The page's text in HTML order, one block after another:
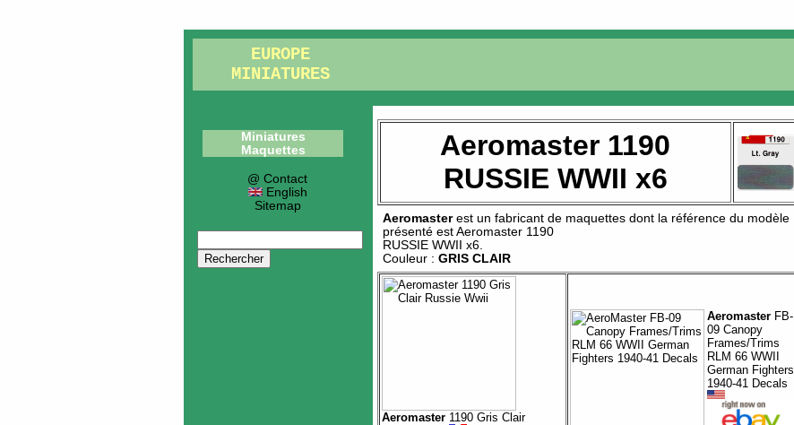
EUROPE
MINIATURES
Miniatures
Maquettes
@ Contact
English
Sitemap
Aeromaster 1190
RUSSIE WWII x6
Aeromasterest un fabricant de maquettes dont la référence du modèle
présenté estAeromaster 1190
RUSSIE WWII x6
Couleur :GRIS CLAIR
Aeromaster1190 Gris Clair
AeromasterFB-
09 Canopy
Frames/Trims
RLM 66 WWII
German Fighters
1940-41 Decals